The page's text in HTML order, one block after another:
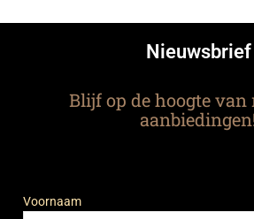
Nieuwsbrief
Blijf op de hoogte van
Voornaam